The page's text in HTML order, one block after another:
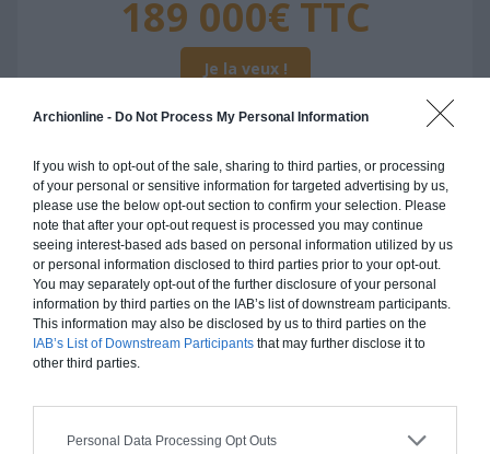
Archionline - Do Not Process My Personal Information
If you wish to opt-out of the sale, sharing to third parties, or processing
of your personal or sensitive information for targeted advertising by us,
please use the below opt-out section to confirm your selection. Please
note that after your opt-out request is processed you may continue
seeing interest-based ads based on personal information utilized by us
or personal information disclosed to third parties prior to your opt-out.
You may separately opt-out of the further disclosure of your personal
information by third parties on the IAB’s list of downstream participants.
This information may also be disclosed by us to third parties on the
IAB’s List of Downstream Participants that may further disclose it to
other third parties.
Personal Data Processing Opt Outs
189 000€ TTC
Je la veux !
Construction ossature bois
Chiffrage estimatif pour : Fondations et normes
standards. Construction en ossature bois isolé.
Finitions haut de gamme. Le prix "clé en main"
inclut le gros oeuvre et le second oeuvre (cuisine,
peinture, sols...), mais exclut piscine, jardin et
189 000€ TTC